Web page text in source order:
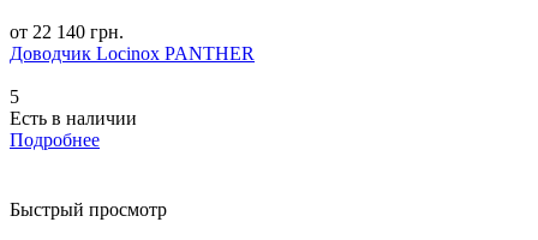
от 22 140 грн.
Доводчик Locinox PANTHER
5
Есть в наличии
Подробнее
Быстрый просмотр